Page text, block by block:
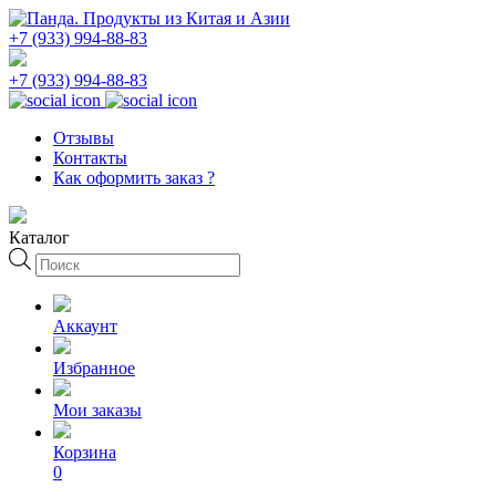
+7 (933) 994-88-83
+7 (933) 994-88-83
Отзывы
Контакты
Как оформить заказ ?
Каталог
Поиск
товаров
Аккаунт
Избранное
Мои заказы
Корзина
0